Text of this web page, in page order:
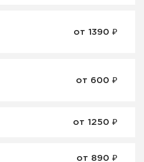
от 1390 ₽
от 600 ₽
от 1250 ₽
от 890 ₽